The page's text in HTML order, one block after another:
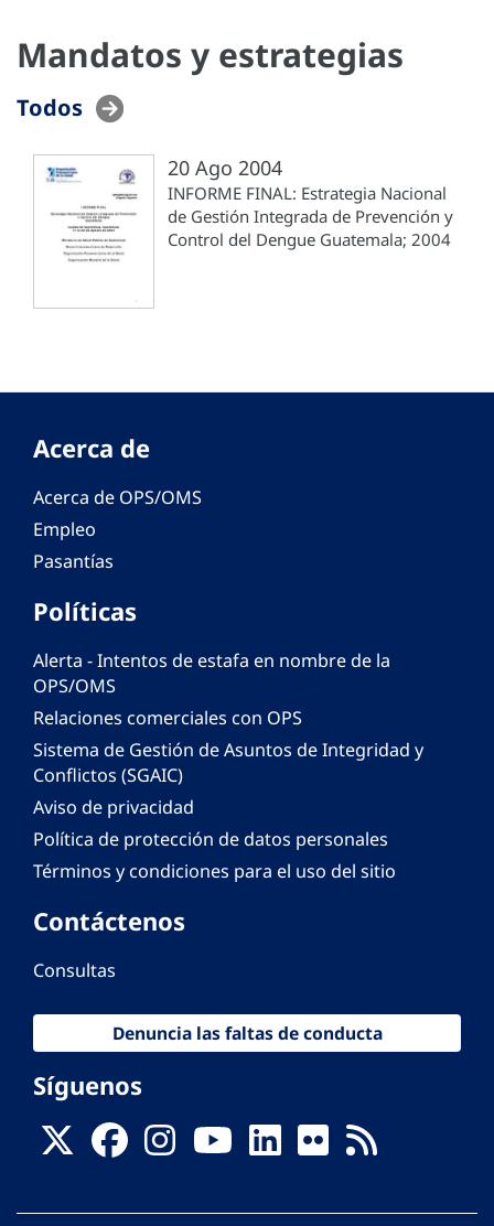
Mandatos y estrategias
Todos
20 Ago 2004
INFORME FINAL: Estrategia Nacional
de Gestión Integrada de Prevención y
Control del Dengue Guatemala; 2004
Acerca de
Acerca de OPS/OMS
Empleo
Pasantías
Políticas
Alerta - Intentos de estafa en nombre de la
OPS/OMS
Relaciones comerciales con OPS
Sistema de Gestión de Asuntos de Integridad y
Conflictos (SGAIC)
Aviso de privacidad
Política de protección de datos personales
Términos y condiciones para el uso del sitio
Contáctenos
Consultas
Denuncia las faltas de conducta
Síguenos